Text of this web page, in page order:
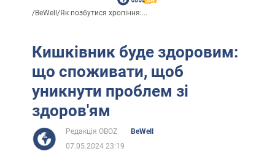
/BeWell/Як позбутися хропіння:...
Кишківник буде здоровим:
що споживати, щоб
уникнути проблем зі
здоров'ям
Редакція OBOZ
BeWell
07.05.2024 23:19